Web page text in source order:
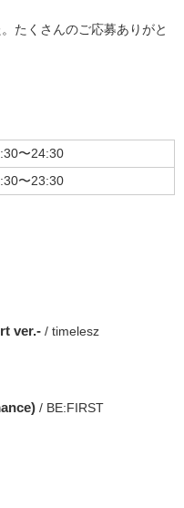
たくさんのご応募ありがと
〜24:30
〜23:30
ver.- / timelesz
/ BE:FIRST